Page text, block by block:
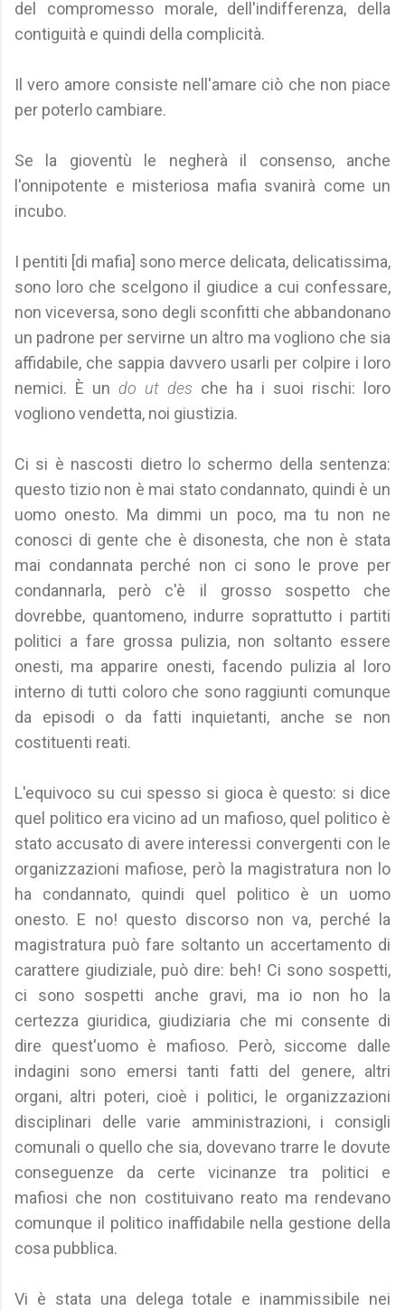
del compromesso morale, dell'indifferenza, della
contiguità e quindi della complicità.
Il vero amore consiste nell'amare ciò che non piace
per poterlo cambiare.
Se la gioventù le negherà il consenso, anche
l'onnipotente e misteriosa mafia svanirà come un
incubo.
I pentiti [di mafia] sono merce delicata, delicatissima,
sono loro che scelgono il giudice a cui confessare,
non viceversa, sono degli sconfitti che abbandonano
un padrone per servirne un altro ma vogliono che sia
affidabile, che sappia davvero usarli per colpire i loro
nemici. È un do ut des che ha i suoi rischi: loro
vogliono vendetta, noi giustizia.
Ci si è nascosti dietro lo schermo della sentenza:
questo tizio non è mai stato condannato, quindi è un
uomo onesto. Ma dimmi un poco, ma tu non ne
conosci di gente che è disonesta, che non è stata
mai condannata perché non ci sono le prove per
condannarla, però c'è il grosso sospetto che
dovrebbe, quantomeno, indurre soprattutto i partiti
politici a fare grossa pulizia, non soltanto essere
onesti, ma apparire onesti, facendo pulizia al loro
interno di tutti coloro che sono raggiunti comunque
da episodi o da fatti inquietanti, anche se non
costituenti reati.
L'equivoco su cui spesso si gioca è questo: si dice
quel politico era vicino ad un mafioso, quel politico è
stato accusato di avere interessi convergenti con le
organizzazioni mafiose, però la magistratura non lo
ha condannato, quindi quel politico è un uomo
onesto. E no! questo discorso non va, perché la
magistratura può fare soltanto un accertamento di
carattere giudiziale, può dire: beh! Ci sono sospetti,
ci sono sospetti anche gravi, ma io non ho la
certezza giuridica, giudiziaria che mi consente di
dire quest'uomo è mafioso. Però, siccome dalle
indagini sono emersi tanti fatti del genere, altri
organi, altri poteri, cioè i politici, le organizzazioni
disciplinari delle varie amministrazioni, i consigli
comunali o quello che sia, dovevano trarre le dovute
conseguenze da certe vicinanze tra politici e
mafiosi che non costituivano reato ma rendevano
comunque il politico inaffidabile nella gestione della
cosa pubblica.
Vi è stata una delega totale e inammissibile nei